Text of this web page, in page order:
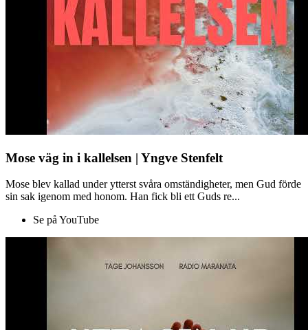
Mose väg in i kallelsen | Yngve Stenfelt
Mose blev kallad under ytterst svåra omständigheter, men Gud förde
sin sak igenom med honom. Han fick bli ett Guds re...
Se på YouTube